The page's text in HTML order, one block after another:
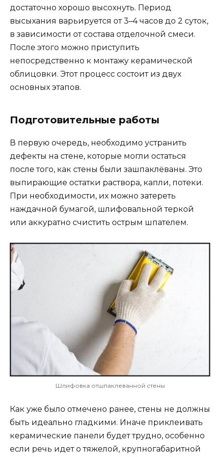
достаточно хорошо высохнуть. Период
высыхания варьируется от 3–4 часов до 2 суток,
в зависимости от состава отделочной смеси.
После этого можно приступить
непосредственно к монтажу керамической
облицовки. Этот процесс состоит из двух
основных этапов.
Подготовительные работы
В первую очередь, необходимо устранить
дефекты на стене, которые могли остаться
после того, как стены были зашпаклёваны. Это
выпирающие остатки раствора, капли, потеки.
При необходимости, их можно затереть
наждачной бумагой, шлифовальной теркой
или аккуратно счистить острым шпателем.
Шлифовка отшпаклеванной стены
Как уже было отмечено ранее, стены не должны
быть идеально гладкими. Иначе приклеивать
керамические панели будет трудно, особенно
если речь идет о тяжелой, крупногабаритной